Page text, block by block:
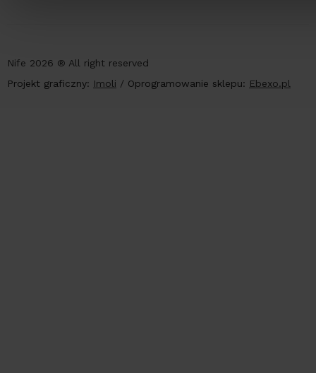
Nife 2026 ® All right reserved
Projekt graficzny: Imoli / Oprogramowanie sklepu: Ebexo.pl